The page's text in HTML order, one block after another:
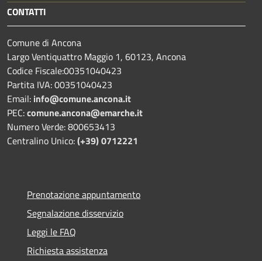
CONTATTI
Comune di Ancona
Largo Ventiquattro Maggio 1, 60123, Ancona
Codice Fiscale:00351040423
Partita IVA: 00351040423
Email: info@comune.ancona.it
PEC:comune.ancona@emarche.it
Numero Verde: 800653413
Centralino Unico:(+39) 0712221
Prenotazione appuntamento
Segnalazione disservizio
Leggi le FAQ
Richiesta assistenza